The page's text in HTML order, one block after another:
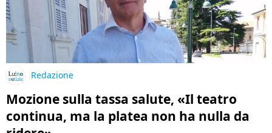
Redazione
Mozione sulla tassa salute, «Il teatro
continua, ma la platea non ha nulla da